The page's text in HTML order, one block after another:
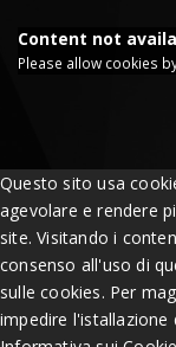
Content not
Please allow cookies
Questo sito usa
agevolare e rendere
site. Visitando i
consenso all'uso di
sulle cookies. Per
impedire l'istallazione